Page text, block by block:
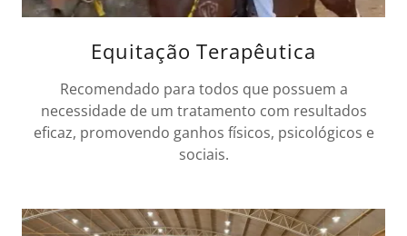
Equitação Terapêutica
Recomendado para todos que possuem a
necessidade de um tratamento com resultados
eficaz, promovendo ganhos físicos, psicológicos e
sociais.